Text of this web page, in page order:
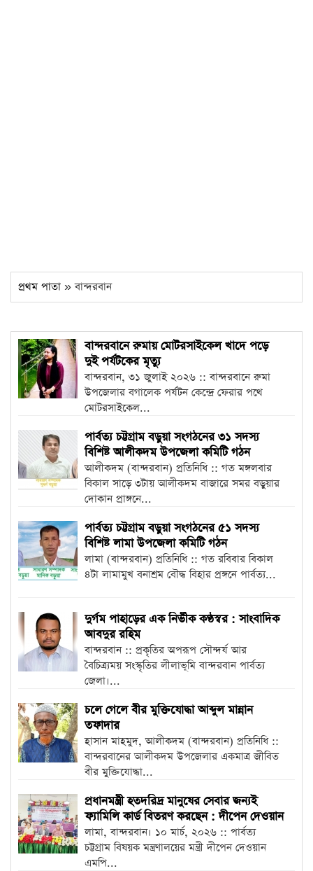
প্রথম পাতা » বান্দরবান
বান্দরবানে রুমায় মোটরসাইকেল খাদে পড়ে
দুই পর্যটকের মৃত্যু
বান্দরবান, ৩১ জুলাই ২০২৬ :: বান্দরবানে রুমা
উপজেলার বগালেক পর্যটন কেন্দ্রে ফেরার পথে
মোটরসাইকেল...
পার্বত্য চট্টগ্রাম বড়ুয়া সংগঠনের ৩১ সদস্য
বিশিষ্ট আলীকদম উপজেলা কমিটি গঠন
আলীকদম (বান্দরবান) প্রতিনিধি :: গত মঙ্গলবার
বিকাল সাড়ে ৩টায় আলীকদম বাজারে সমর বড়ুয়ার
দোকান প্রাঙ্গনে...
পার্বত্য চট্টগ্রাম বড়ুয়া সংগঠনের ৫১ সদস্য
বিশিষ্ট লামা উপজেলা কমিটি গঠন
লামা (বান্দরবান) প্রতিনিধি :: গত রবিবার বিকাল
৪টা লামামুখ বনাশ্রম বৌদ্ধ বিহার প্রঙ্গনে পার্বত্য...
দুর্গম পাহাড়ের এক নির্ভীক কণ্ঠস্বর : সাংবাদিক
আবদুর রহিম
বান্দরবান :: প্রকৃতির অপরূপ সৌন্দর্য আর
বৈচিত্র্যময় সংস্কৃতির লীলাভূমি বান্দরবান পার্বত্য
জেলা।...
চলে গেলে বীর মুক্তিযোদ্ধা আব্দুল মান্নান
তফাদার
হাসান মাহমুদ, আলীকদম (বান্দরবান) প্রতিনিধি ::
বান্দরবানের আলীকদম উপজেলার একমাত্র জীবিত
বীর মুক্তিযোদ্ধা...
প্রধানমন্ত্রী হতদরিদ্র মানুষের সেবার জন্যই
ফ্যামিলি কার্ড বিতরণ করছেন : দীপেন দেওয়ান
লামা, বান্দরবান। ১০ মার্চ, ২০২৬ :: পার্বত্য
চট্টগ্রাম বিষয়ক মন্ত্রণালয়ের মন্ত্রী দীপেন দেওয়ান
এমপি...